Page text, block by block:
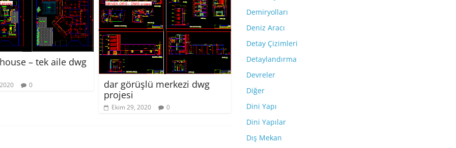
– tek aile dwg
0
dar görüşlü merkezi dwg
projesi
Ekim 29, 2020 0
Demiryolları
Deniz Aracı
Detay Çizimleri
Detaylandırma
Devreler
Diğer
Dini Yapı
Dini Yapılar
Dış Mekan